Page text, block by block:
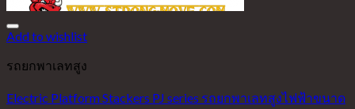
Add to wishlist
รถยกพาเลทสูง
Electric Platform Stackers PJ series รถยกพาเลทสูงไฟฟ้าขนาด